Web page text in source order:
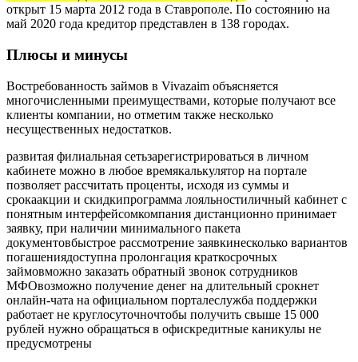
открыт 15 марта 2012 года в Ставрополе. По состоянию на
май 2020 года кредитор представлен в 138 городах.
Плюсы и минусы
Востребованность займов в Vivazaim объясняется
многочисленными преимуществами, которые получают все
клиенты компании, но отметим также несколько
несущественных недостатков.
развитая филиальная сетьзарегистрироваться в личном
кабинете можно в любое времякалькулятор на портале
позволяет рассчитать проценты, исходя из суммы и
срокаакции и скидкипрограмма лояльностиличный кабинет с
понятным интерфейсомкомпания дистанционно принимает
заявку, при наличии минимального пакета
документовбыстрое рассмотрение заявкинесколько вариантов
погашениядоступна пролонгация краткосрочных
займовможно заказать обратный звонок сотрудников
МФОвозможно получение денег на длительный срокнет
онлайн-чата на официальном порталеслужба поддержки
работает не круглосуточночтобы получить свыше 15 000
рублей нужно обращаться в офискредитные каникулы не
предусмотрены